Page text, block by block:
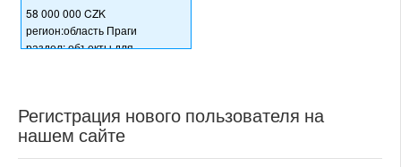
58 000 000 CZK
регион:область Праги
раздел: объекты для
номер объекта:20744
Регистрация нового пользователя на
нашем сайте